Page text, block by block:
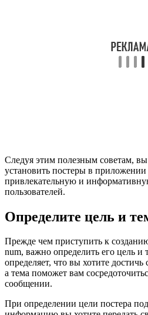
Следуя этим полезным советам,
установить постеры в приложении
привлекательную и
пользователей.
Определите цель и
Прежде чем приступить к
num, важно определить его цель и
определяет, что вы хотите
а тема поможет вам
сообщении.
При определении цели постера